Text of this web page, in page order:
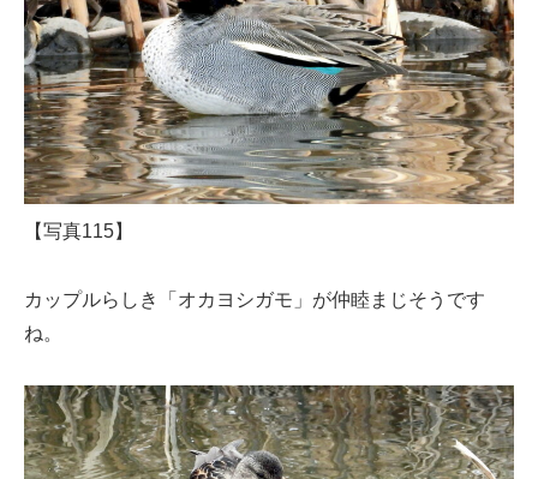
【写真115】
カップルらしき「オカヨシガモ」が仲睦まじそうです
ね。